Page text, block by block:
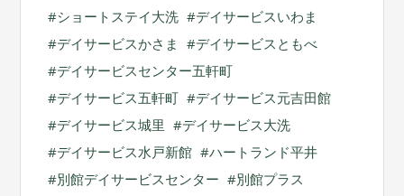
ショートステイ大洗
デイサービスいわま
デイサービスかさま
デイサービスともべ
デイサービスセンター五軒町
デイサービス五軒町
デイサービス元吉田館
デイサービス城里
デイサービス大洗
デイサービス水戸新館
ハートランド平井
別館デイサービスセンター
別館プラス